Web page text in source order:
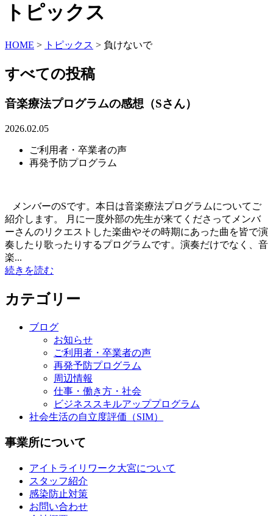
トピックス
HOME > トピックス > 負けないで
すべての投稿
音楽療法プログラムの感想（Sさん）
2026.02.05
ご利用者・卒業者の声
再発予防プログラム
メンバーのSです。本日は音楽療法プログラムについてご
紹介します。 月に一度外部の先生が来てくださってメンバ
ーさんのリクエストした楽曲やその時期にあった曲を皆で演
奏したり歌ったりするプログラムです。演奏だけでなく、音
楽...
続きを読む
カテゴリー
ブログ
お知らせ
ご利用者・卒業者の声
再発予防プログラム
周辺情報
仕事・働き方・社会
ビジネススキルアッププログラム
社会生活の自立度評価（SIM）
事業所について
アイトライリワーク大宮について
スタッフ紹介
感染防止対策
お問い合わせ